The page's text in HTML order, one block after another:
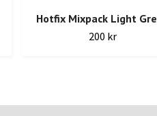
Hotfix Mixpack Light
200 kr